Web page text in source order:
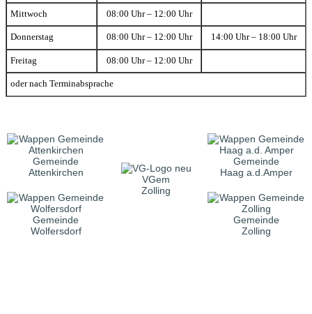
Mittwoch 08:00 Uhr – 12:00 Uhr
Donnerstag 08:00 Uhr – 12:00 Uhr 14:00 Uhr – 18:00 Uhr
Freitag 08:00 Uhr – 12:00 Uhr
oder nach Terminabsprache
Gemeinde
Attenkirchen
VGem
Zolling
Gemeinde
Haag a.d.Amper
Gemeinde
Wolfersdorf
Gemeinde
Zolling